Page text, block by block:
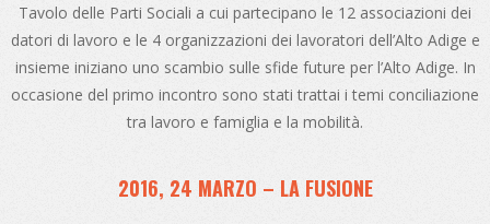
Tavolo delle Parti Sociali a cui partecipano le 12 associazioni dei
datori di lavoro e le 4 organizzazioni dei lavoratori dell’Alto Adige e
insieme iniziano uno scambio sulle sfide future per l’Alto Adige. In
occasione del primo incontro sono stati trattai i temi conciliazione
tra lavoro e famiglia e la mobilità.
2016, 24 MARZO – LA FUSIONE